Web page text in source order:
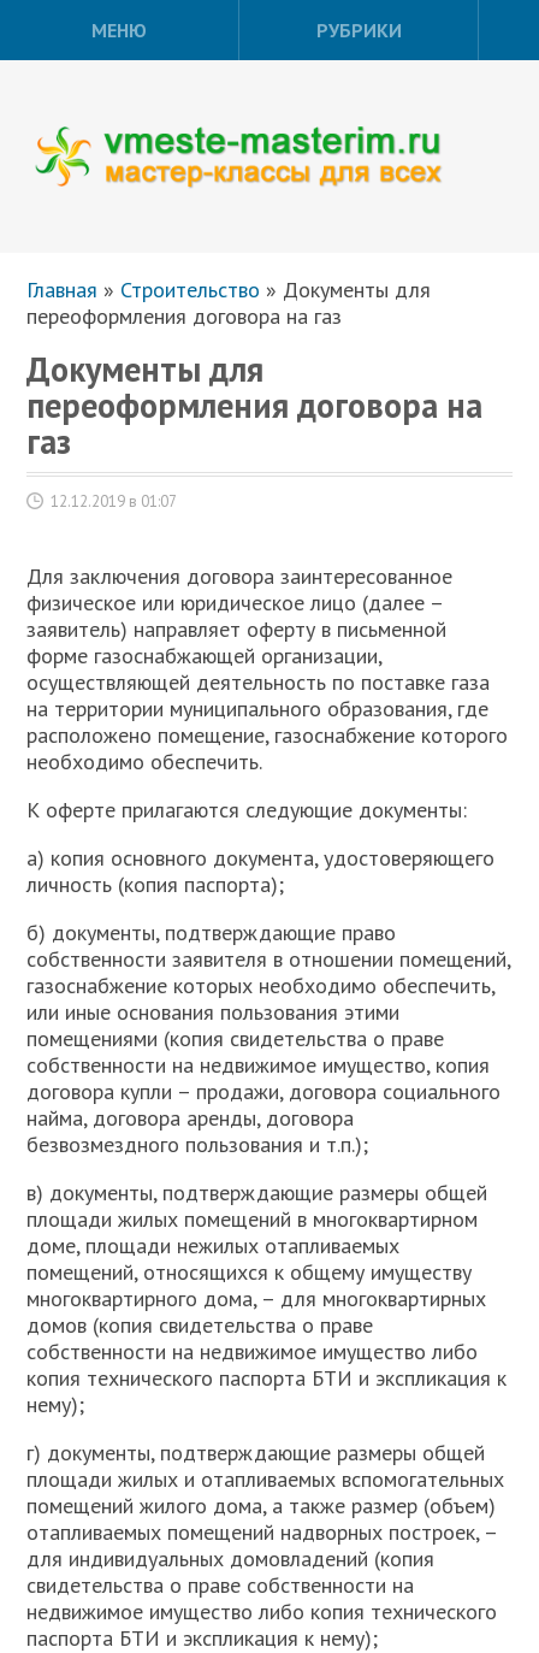
МЕНЮ РУБРИКИ
Главная » Строительство » Документы для
переоформления договора на газ
Документы для
переоформления договора на
газ
12.12.2019 в 01:07
Для заключения договора заинтересованное
физическое или юридическое лицо (далее –
заявитель) направляет оферту в письменной
форме газоснабжающей организации,
осуществляющей деятельность по поставке газа
на территории муниципального образования, где
расположено помещение, газоснабжение которого
необходимо обеспечить.
К оферте прилагаются следующие документы:
а) копия основного документа, удостоверяющего
личность (копия паспорта);
б) документы, подтверждающие право
собственности заявителя в отношении помещений,
газоснабжение которых необходимо обеспечить,
или иные основания пользования этими
помещениями (копия свидетельства о праве
собственности на недвижимое имущество, копия
договора купли – продажи, договора социального
найма, договора аренды, договора
безвозмездного пользования и т.п.);
в) документы, подтверждающие размеры общей
площади жилых помещений в многоквартирном
доме, площади нежилых отапливаемых
помещений, относящихся к общему имуществу
многоквартирного дома, – для многоквартирных
домов (копия свидетельства о праве
собственности на недвижимое имущество либо
копия технического паспорта БТИ и экспликация к
нему);
г) документы, подтверждающие размеры общей
площади жилых и отапливаемых вспомогательных
помещений жилого дома, а также размер (объем)
отапливаемых помещений надворных построек, –
для индивидуальных домовладений (копия
свидетельства о праве собственности на
недвижимое имущество либо копия технического
паспорта БТИ и экспликация к нему);